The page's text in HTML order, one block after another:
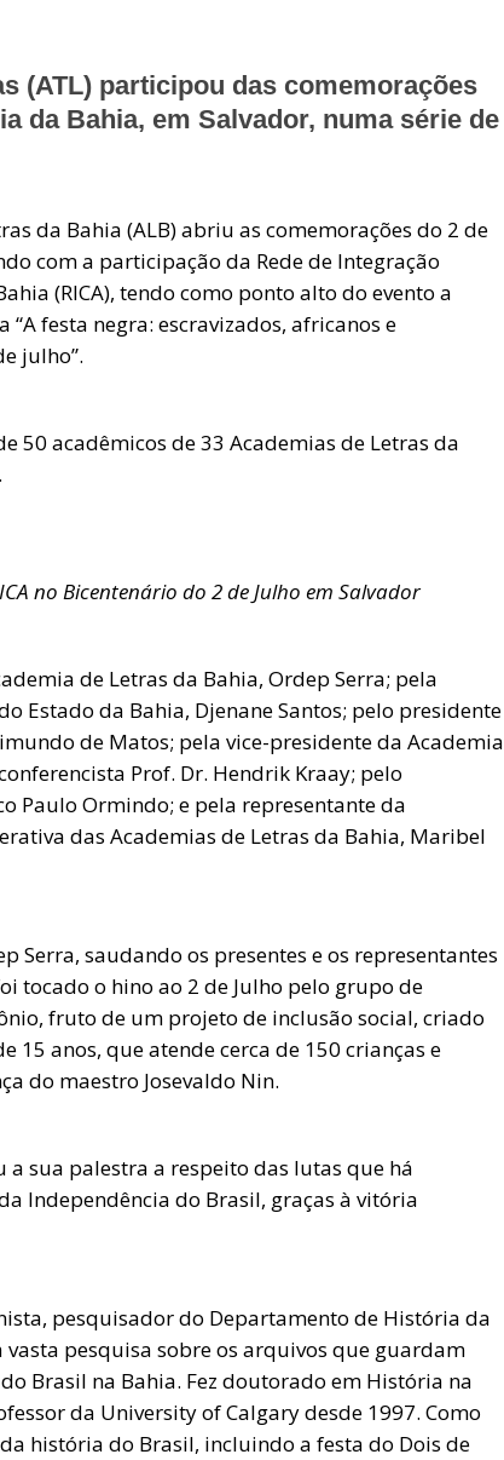
(ATL) participou das comemorações
da Bahia, em Salvador, numa série de
da Bahia (ALB) abriu as comemorações do 2 de
com a participação da Rede de Integração
(RICA), tendo como ponto alto do evento a
festa negra: escravizados, africanos e
julho”.
50 acadêmicos de 33 Academias de Letras da
no Bicentenário do 2 de Julho em Salvador
de Letras da Bahia, Ordep Serra; pela
Estado da Bahia, Djenane Santos; pelo presidente
de Matos; pela vice-presidente da Academia
Prof. Dr. Hendrik Kraay; pelo
Paulo Ormindo; e pela representante da
das Academias de Letras da Bahia, Maribel
Serra, saudando os presentes e os representantes
tocado o hino ao 2 de Julho pelo grupo de
fruto de um projeto de inclusão social, criado
15 anos, que atende cerca de 150 crianças e
do maestro Josevaldo Nin.
sua palestra a respeito das lutas que há
Independência do Brasil, graças à vitória
pesquisador do Departamento de História da
vasta pesquisa sobre os arquivos que guardam
Brasil na Bahia. Fez doutorado em História na
da University of Calgary desde 1997. Como
história do Brasil, incluindo a festa do Dois de